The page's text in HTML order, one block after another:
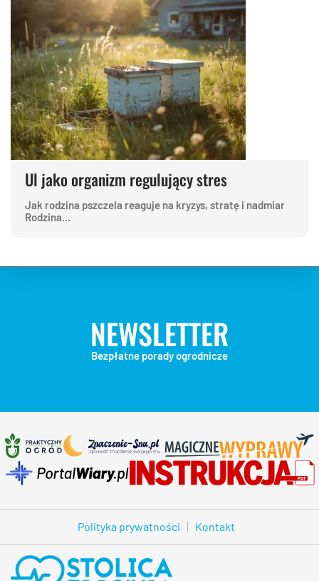
Ul jako organizm regulujący stres
Jak rodzina pszczela reaguje na kryzys, stratę i nadmiar
Rodzina...
NEWSLETTER
Bezpłatne porady ogrodnicze
Polityka prywatności Kontakt